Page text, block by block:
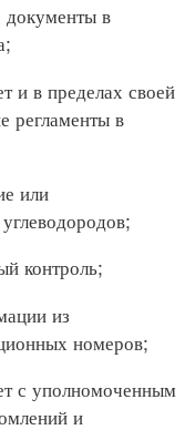
в
и в пределах своей
регламенты в
или
контроль;
из
номеров;
с уполномоченным
и